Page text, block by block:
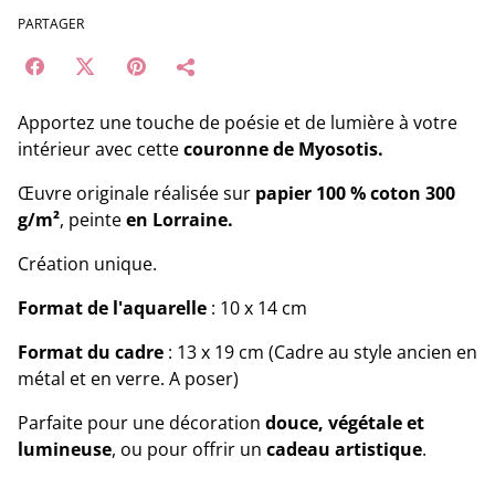
PARTAGER
Apportez une touche de poésie et de lumière à votre
intérieur avec cettecouronne de Myosotis.
Œuvre originale réalisée sur papier 100 % coton 300
g/m², peinteen Lorraine.
Création unique.
Format de l'aquarelle : 10 x 14 cm
Format du cadre : 13 x 19 cm (Cadre au style ancien en
métal et en verre. A poser)
Parfaite pour une décoration douce, végétale et
lumineuse, ou pour offrir un cadeau artistique.